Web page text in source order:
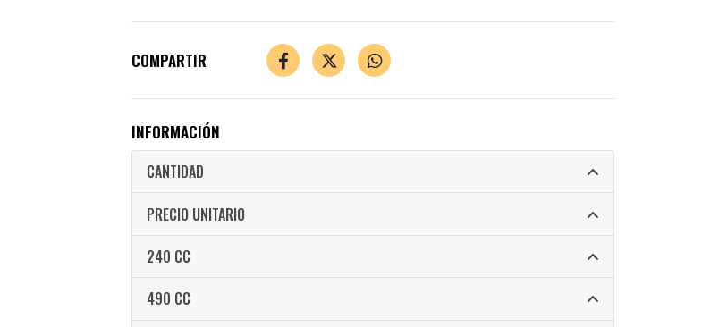
COMPARTIR
INFORMACIÓN
CANTIDAD
PRECIO UNITARIO
240 CC
490 CC